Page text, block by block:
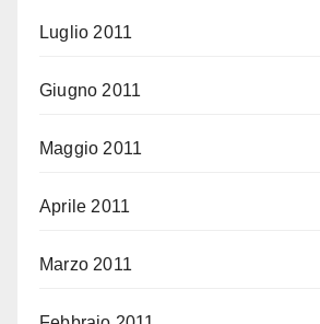
Luglio 2011
Giugno 2011
Maggio 2011
Aprile 2011
Marzo 2011